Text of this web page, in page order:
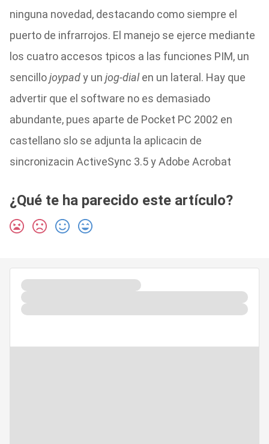
ninguna novedad, destacando como siempre el
puerto de infrarrojos. El manejo se ejerce mediante
los cuatro accesos tpicos a las funciones PIM, un
sencillojoypady un jog-dialen un lateral. Hay que
advertir que el software no es demasiado
abundante, pues aparte de Pocket PC 2002 en
castellano slo se adjunta la aplicacin de
sincronizacin ActiveSync 3.5 y Adobe Acrobat
¿Qué te ha parecido este artículo?